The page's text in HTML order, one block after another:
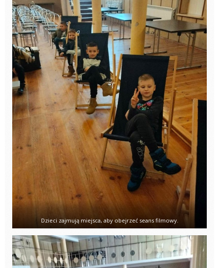
Dzieci zajmują miejsca, aby obejrzeć seans filmowy.